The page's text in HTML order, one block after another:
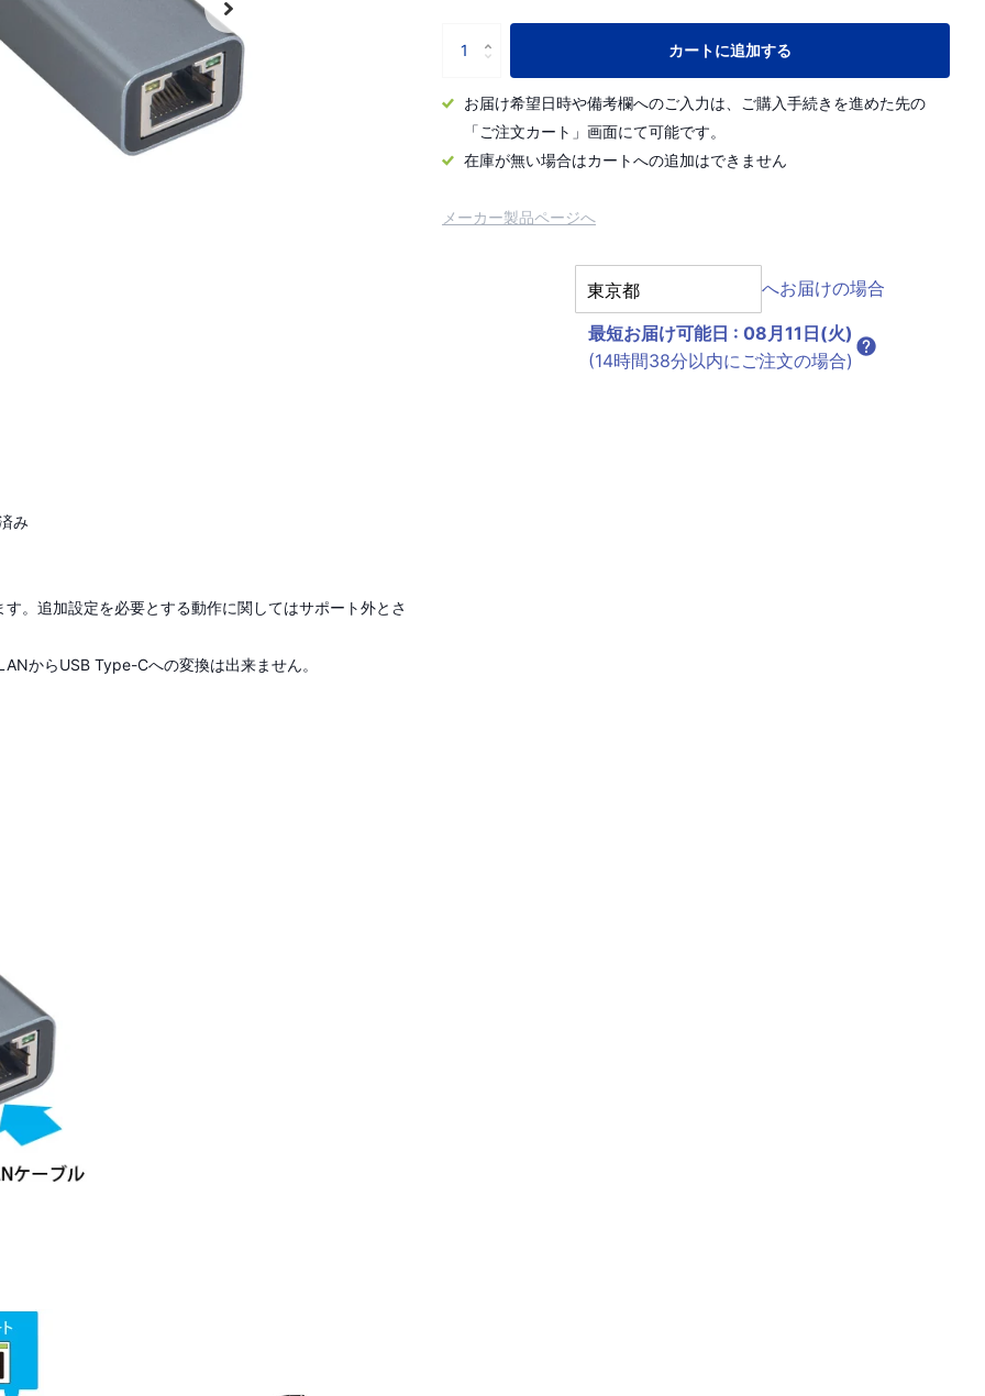
み
。追加設定を必要とする動作に関してはサポート外とさ
からUSB Type-Cへの変換は出来ません。
カートに追加する
お届け希望日時や備考欄へのご入力は、ご購入手続きを進めた先の
「ご注文カート」画面にて可能です。
在庫が無い場合はカートへの追加はできません
メーカー製品ページへ
へお届けの場合
最短お届け可能日 : 08月11日(火)
(14時間38分以内にご注文の場合)